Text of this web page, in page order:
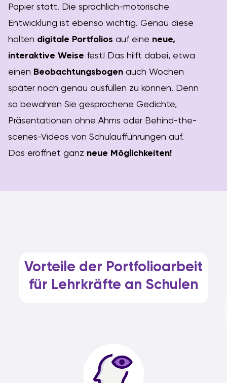
Papier statt. Die sprachlich-motorische
Entwicklung ist ebenso wichtig. Genau diese
halten digitale Portfolios auf eine neue,
interaktive Weise fest! Das hilft dabei, etwa
einen Beobachtungsbogenauch Wochen
später noch genau ausfüllen zu können. Denn
so bewahren Sie gesprochene Gedichte,
Präsentationen ohne Ähms oder Behind-the-
scenes-Videos von Schulaufführungen auf.
Das eröffnet ganz neue Möglichkeiten!
Vorteile der Portfolioarbeit
für Lehrkräfte an Schulen